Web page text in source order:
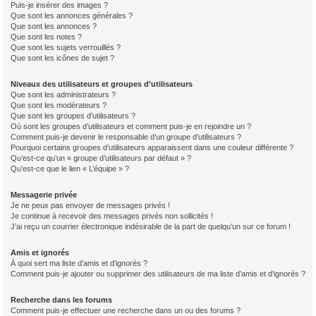
Puis-je insérer des images ?
Que sont les annonces générales ?
Que sont les annonces ?
Que sont les notes ?
Que sont les sujets verrouillés ?
Que sont les icônes de sujet ?
Niveaux des utilisateurs et groupes d’utilisateurs
Que sont les administrateurs ?
Que sont les modérateurs ?
Que sont les groupes d’utilisateurs ?
Où sont les groupes d’utilisateurs et comment puis-je en rejoindre un ?
Comment puis-je devenir le responsable d’un groupe d’utilisateurs ?
Pourquoi certains groupes d’utilisateurs apparaissent dans une couleur différente ?
Qu’est-ce qu’un « groupe d’utilisateurs par défaut » ?
Qu’est-ce que le lien « L’équipe » ?
Messagerie privée
Je ne peux pas envoyer de messages privés !
Je continue à recevoir des messages privés non sollicités !
J’ai reçu un courrier électronique indésirable de la part de quelqu’un sur ce forum !
Amis et ignorés
À quoi sert ma liste d’amis et d’ignorés ?
Comment puis-je ajouter ou supprimer des utilisateurs de ma liste d’amis et d’ignorés ?
Recherche dans les forums
Comment puis-je effectuer une recherche dans un ou des forums ?